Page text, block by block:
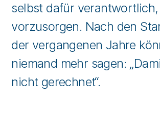
selbst dafür verantwortlich,
vorzusorgen. Nach den
der vergangenen Jahre
niemand mehr sagen:
nicht gerechnet“.